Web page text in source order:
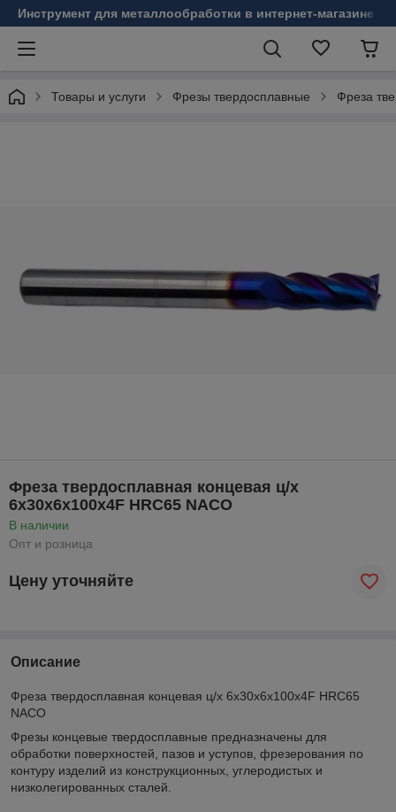
Инструмент для металлообработки в интернет-магазине
Товары и услуги Фрезы твердосплавные Фреза
Фреза твердосплавная концевая ц/х
6х30х6х100х4F HRC65 NACO
В наличии
Опт и розница
Цену уточняйте
Описание
Фреза твердосплавная концевая ц/х 6х30х6х100х4F HRC65
NACO
Фрезы концевые твердосплавные предназначены для
обработки поверхностей, пазов и уступов, фрезерования по
контуру изделий из конструкционных, углеродистых и
низколегированных сталей.